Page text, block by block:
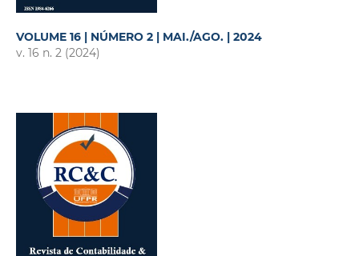
VOLUME 16 | NÚMERO 2 | MAI./AGO. | 2024
v. 16 n. 2 (2024)